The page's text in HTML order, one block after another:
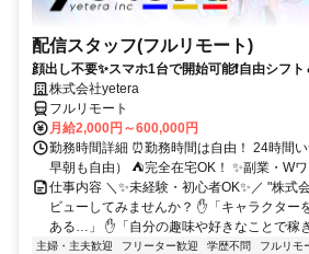
配信スタッフ(フルリモート)
顔出し不要✨スマホ1台で開始可能❗自由シフ
株式会社yetera
フルリモート
月給2,000円～600,000円
勤務時間詳細 ⏰勤務時間は自由！ 24時間
早朝も自由） ⛺完全在宅OK！ ✨副業・W
仕事内容 ＼✨未経験・初心者OK✨／ "株式
ビューしてみませんか？ ✋「キャラクター
ある…」 ✋「自分の趣味や好きなことで稼
主婦・主夫歓迎 フリーター歓迎 学歴不問 フルリモ